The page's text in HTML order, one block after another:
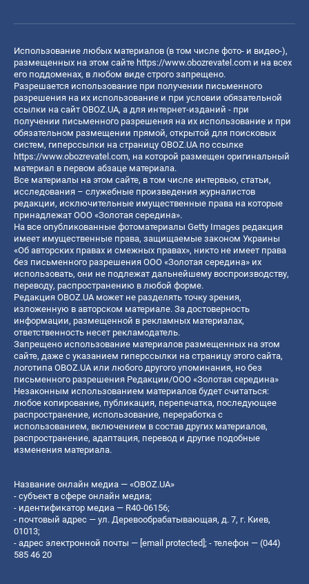
Использование любых материалов (в том числе фото- и видео-),
размещенных на этом сайте https://www.obozrevatel.com и на всех
его поддоменах, в любом виде строго запрещено.
Разрешается использование при получении письменного
разрешения на их использование и при условии обязательной
ссылки на сайт OBOZ.UA, а для интернет-изданий - при
получении письменного разрешения на их использование и при
обязательном размещении прямой, открытой для поисковых
систем, гиперссылки на страницу OBOZ.UA по ссылке
https://www.obozrevatel.com, на которой размещен оригинальный
материал в первом абзаце материала.
Все материалы на этом сайте, в том числе интервью, статьи,
исследования – служебные произведения журналистов
редакции, исключительные имущественные права на которые
принадлежат ООО «Золотая середина».
На все опубликованные фотоматериалы Getty Images редакция
имеет имущественные права, защищаемые законом Украины
«Об авторских правах и смежных правах», никто не имеет права
без письменного разрешения ООО «Золотая середина» их
использовать, они не подлежат дальнейшему воспроизводству,
переводу, распространению в любой форме.
Редакция OBOZ.UA может не разделять точку зрения,
изложенную в авторском материале. За достоверность
информации, размещенной в рекламных материалах,
ответственность несет рекламодатель.
Запрещено использование материалов размещенных на этом
сайте, даже с указанием гиперссылки на страницу этого сайта,
логотипа OBOZ.UA или любого другого упоминания, но без
письменного разрешения Редакции/ООО «Золотая середина»
Незаконным использованием материалов будет считаться:
любое копирование, публикация, перепечатка, последующее
распространение, использование, переработка с
использованием, включением в состав других материалов,
распространение, адаптация, перевод и другие подобные
изменения материала.
Название онлайн медиа — «OBOZ.UA»
- субъект в сфере онлайн медиа;
- идентификатор медиа — R40-06156;
- почтовый адрес — ул. Деревообрабатывающая, д. 7, г. Киев,
01013;
- адрес электронной почты — [email protected]; - телефон — (044)
585 46 20